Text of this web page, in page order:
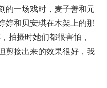
的一场戏时，麦子善和元
婷和贝安琪在木架上的那
拍摄时她们都很害怕，
剪接出来的效果很好，我